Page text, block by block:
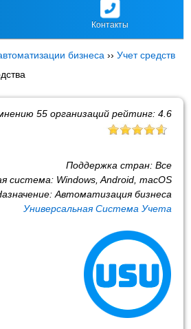
Контакты
бизнеса ››Учет средств
55организаций рейтинг: 4.6
Поддержка стран: Все
система: Windows, Android, macOS
Автоматизация бизнеса
Универсальная Система Учета